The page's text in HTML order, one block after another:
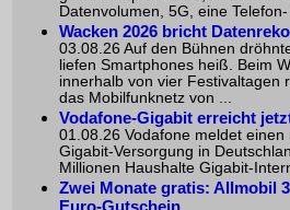
Datenvolumen, 5G, eine
Wacken 2026 bricht
03.08.26 Auf den Bühnen
liefen Smartphones heiß. Beim
innerhalb von vier Festivaltagen
das Mobilfunknetz von ...
Vodafone-Gigabit erreicht
01.08.26 Vodafone meldet
Gigabit-Versorgung in
Millionen Haushalte Gigabit-
Zwei Monate gratis: Allmobil